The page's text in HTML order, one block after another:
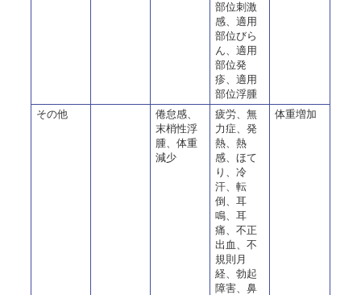
部位刺激
感、適用
部位びら
ん、適用
部位発
疹、適用
部位浮腫
その他
倦怠感、
末梢性浮
腫、体重
減少
疲労、無
力症、発
熱、熱
感、ほて
り、冷
汗、転
倒、耳
鳴、耳
痛、不正
出血、不
規則月
経、勃起
障害、鼻
体重増加